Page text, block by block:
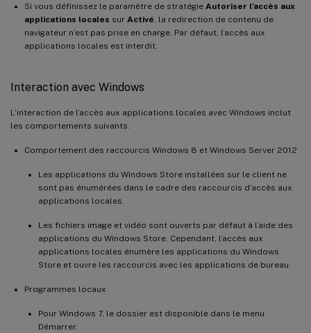
Si vous définissez le paramètre de stratégie Autoriser l’accès aux
applications locales sur Activé , la redirection de contenu de
navigateur n’est pas prise en charge. Par défaut, l’accès aux
applications locales est interdit.
Interaction avec Windows
L’interaction de l’accès aux applications locales avec Windows inclut
les comportements suivants.
Comportement des raccourcis Windows 8 et Windows Server 2012
Les applications du Windows Store installées sur le client ne
sont pas énumérées dans le cadre des raccourcis d’accès aux
applications locales.
Les fichiers image et vidéo sont ouverts par défaut à l’aide des
applications du Windows Store. Cependant, l’accès aux
applications locales énumère les applications du Windows
Store et ouvre les raccourcis avec les applications de bureau.
Programmes locaux
Pour Windows 7, le dossier est disponible dans le menu
Démarrer.